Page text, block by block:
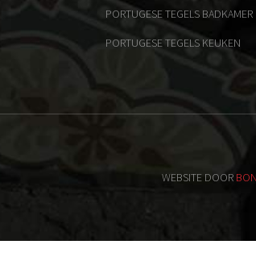
PORTUGESE TEGELS BADKAMER
PORTUGESE TEGELS KEUKEN
WEBSITE DOOR